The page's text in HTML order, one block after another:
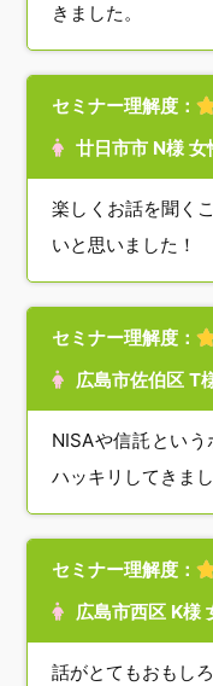
きました。
セミナー理解度：
廿日市市 N様 女
楽しくお話を聞く
いと思いました！
セミナー理解度：
広島市佐伯区 T
NISAや信託とい
ハッキリしてきまし
セミナー理解度：
広島市西区 K様
話がとてもおもし